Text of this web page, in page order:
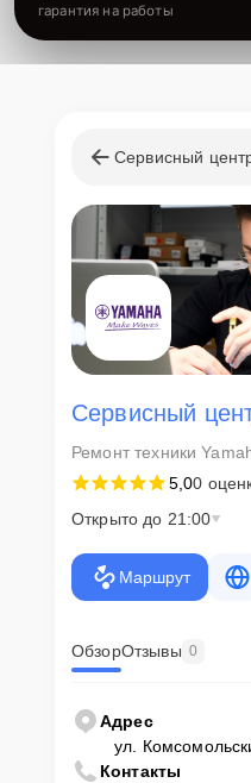
гарантия на работы
Сервисный
Сервисный
Ремонт техники
5,00
Открыто до 21:00
Маршрут
ОбзорОтзывы 0
Адрес
ул.
Контакты